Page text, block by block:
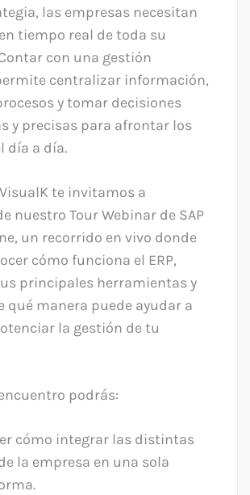
las empresas necesitan
tiempo real de toda su
con una gestión
centralizar información,
y tomar decisiones
y precisas para afrontar los
día a día.
te invitamos a
nuestro Tour Webinar de SAP
un recorrido en vivo donde
cómo funciona el ERP,
principales herramientas y
qué manera puede ayudar a
la gestión de tu
podrás:
cómo integrar las distintas
la empresa en una sola